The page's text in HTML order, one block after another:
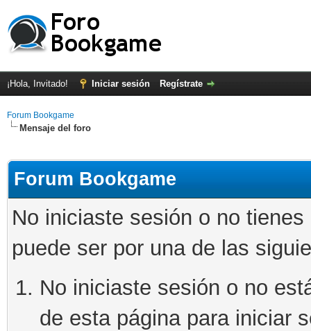
¡Hola, Invitado! Iniciar sesión Regístrate
Forum Bookgame
Mensaje del foro
Forum Bookgame
No iniciaste sesión o no
puede ser por una de las
No iniciaste sesión o no
de esta página para iniciar